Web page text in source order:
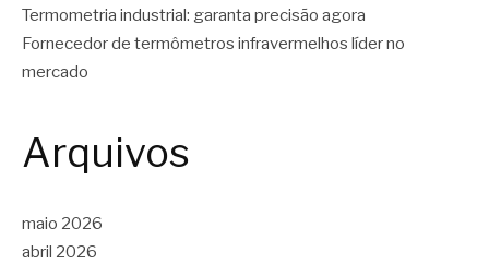
Termometria industrial: garanta precisão agora
Fornecedor de termômetros infravermelhos líder no
mercado
Arquivos
maio 2026
abril 2026